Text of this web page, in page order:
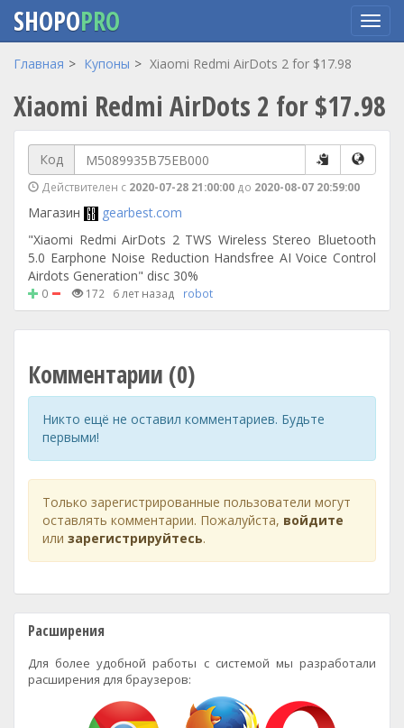
Перейти
основному
содержанию
SHOPOPRO
Главная Купоны Xiaomi Redmi AirDots 2 for $17.98
Xiaomi Redmi AirDots 2 for $17.98
Код
Действителен с 2020-07-28 21:00:00 до 2020-08-07 20:59:00
Магазин
gearbest.com
"Xiaomi Redmi AirDots 2 TWS Wireless Stereo Bluetooth
5.0 Earphone Noise Reduction Handsfree AI Voice Control
Airdots Generation" disc 30%
0 172 6 лет назад robot
Комментарии (0)
Никто ещё не оставил комментариев. Будьте
первыми!
Только зарегистрированные пользователи могут
оставлять комментарии. Пожалуйста, войдите
или зарегистрируйтесь.
Расширения
Для более удобной работы с системой мы разработали
расширения для браузеров: